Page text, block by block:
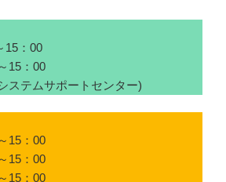
15：00
15：00
ステムサポートセンター)
15：00
15：00
15：00